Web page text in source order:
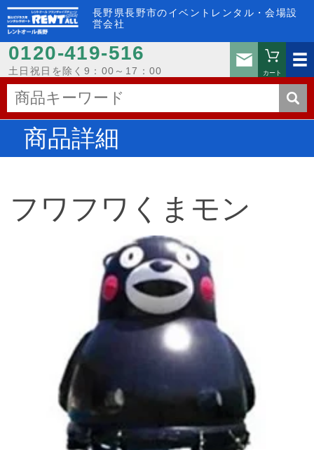
長野県長野市のイベントレンタル・会場設
営会社
0120-419-516
土日祝日を除く9：00～17：00
お問い
カート
商品詳細
フワフワくまモン